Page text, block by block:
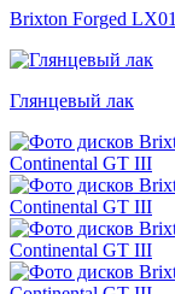
Brixton Forged LX01
Глянцевый лак